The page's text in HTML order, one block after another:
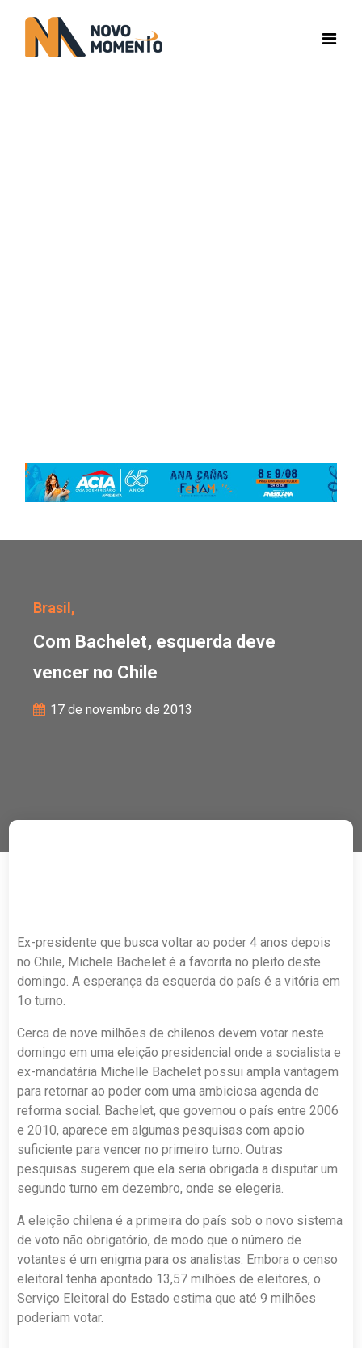
Brasil,
Com Bachelet, esquerda deve
vencer no Chile
17 de novembro de 2013
Ex-presidente que busca voltar ao poder 4 anos depois
no Chile, Michele Bachelet é a favorita no pleito deste
domingo. A esperança da esquerda do país é a vitória em
1o turno.
Cerca de nove milhões de chilenos devem votar neste
domingo em uma eleição presidencial onde a socialista e
ex-mandatária Michelle Bachelet possui ampla vantagem
para retornar ao poder com uma ambiciosa agenda de
reforma social. Bachelet, que governou o país entre 2006
e 2010, aparece em algumas pesquisas com apoio
suficiente para vencer no primeiro turno. Outras
pesquisas sugerem que ela seria obrigada a disputar um
segundo turno em dezembro, onde se elegeria.
A eleição chilena é a primeira do país sob o novo sistema
de voto não obrigatório, de modo que o número de
votantes é um enigma para os analistas. Embora o censo
eleitoral tenha apontado 13,57 milhões de eleitores, o
Serviço Eleitoral do Estado estima que até 9 milhões
poderiam votar.